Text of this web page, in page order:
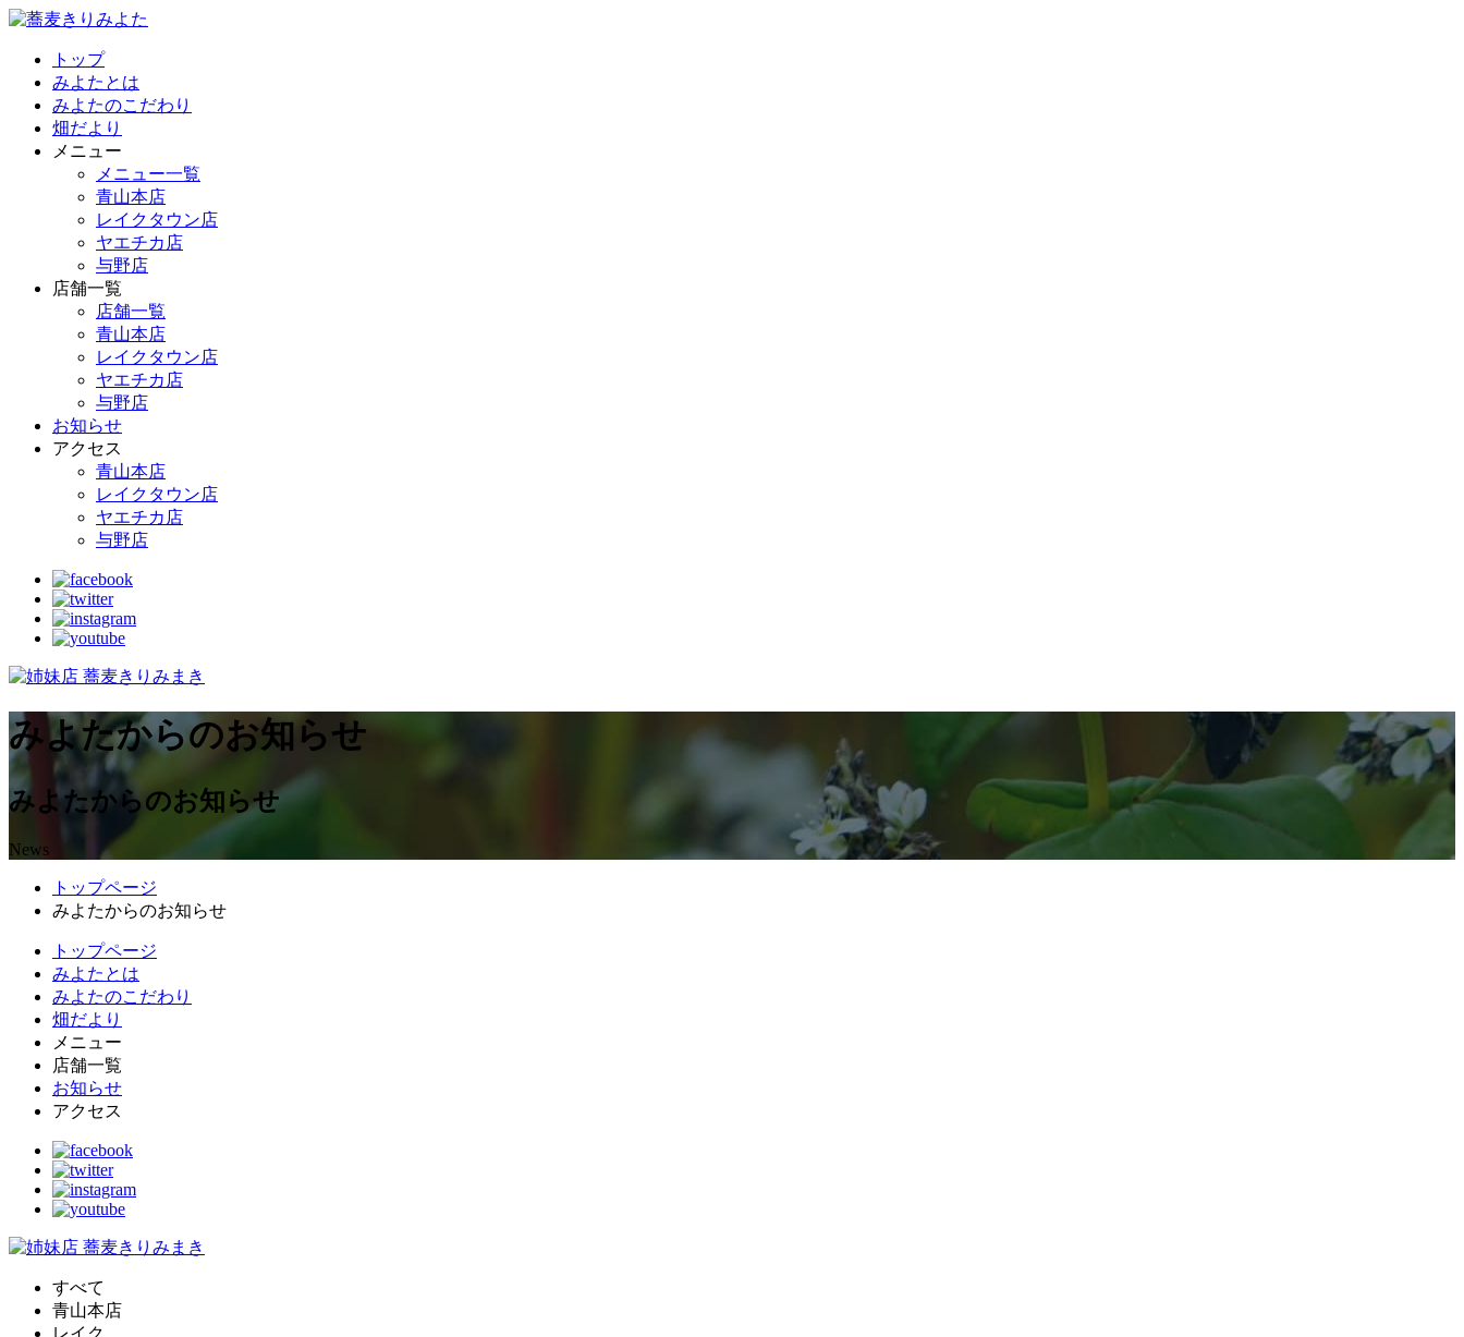
トップ
みよたとは
みよたのこだわり
畑だより
メニュー
メニュー一覧
青山本店
レイクタウン店
ヤエチカ店
与野店
店舗一覧
店舗一覧
青山本店
レイクタウン店
ヤエチカ店
与野店
お知らせ
アクセス
青山本店
レイクタウン店
ヤエチカ店
与野店
みよたからのお知らせ
みよたからのお知らせ
News
トップページ
みよたからのお知らせ
トップページ
みよたとは
みよたのこだわり
畑だより
メニュー
店舗一覧
お知らせ
アクセス
すべて
青山本店
レイク